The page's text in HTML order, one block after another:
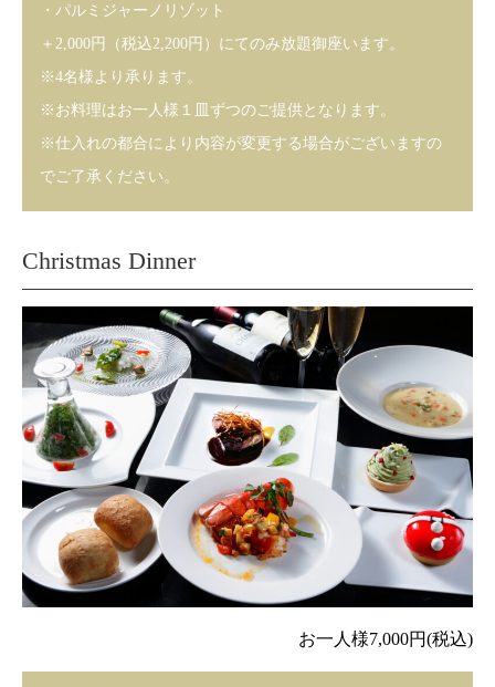
・パルミジャーノリゾット
＋2,000円（税込2,200円）にてのみ放題御座います。
※4名様より承ります。
※お料理はお一人様１皿ずつのご提供となります。
※仕入れの都合により内容が変更する場合がございますの
でご了承ください。
Christmas Dinner
お一人様7,000円(税込)